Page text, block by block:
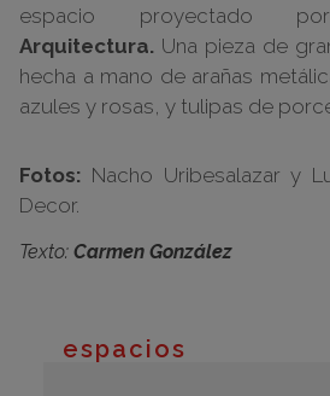
espacio proyectado
Arquitectura. Una pieza de
hecha a mano de arañas
azules y rosas, y tulipas de
Fotos: Nacho Uribesalazar y
Decor.
Texto: Carmen González
espacios